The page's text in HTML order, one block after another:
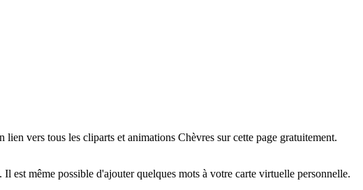
vers tous les cliparts et animations Chèvres sur cette page gratuitement.
est même possible d'ajouter quelques mots à votre carte virtuelle personnelle.